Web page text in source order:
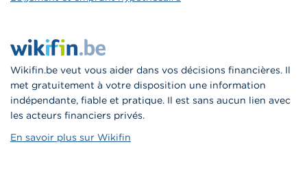
Wikifin.be veut vous aider dans vos décisions financières. Il
met gratuitement à votre disposition une information
indépendante, fiable et pratique. Il est sans aucun lien avec
les acteurs financiers privés.
En savoir plus sur Wikifin